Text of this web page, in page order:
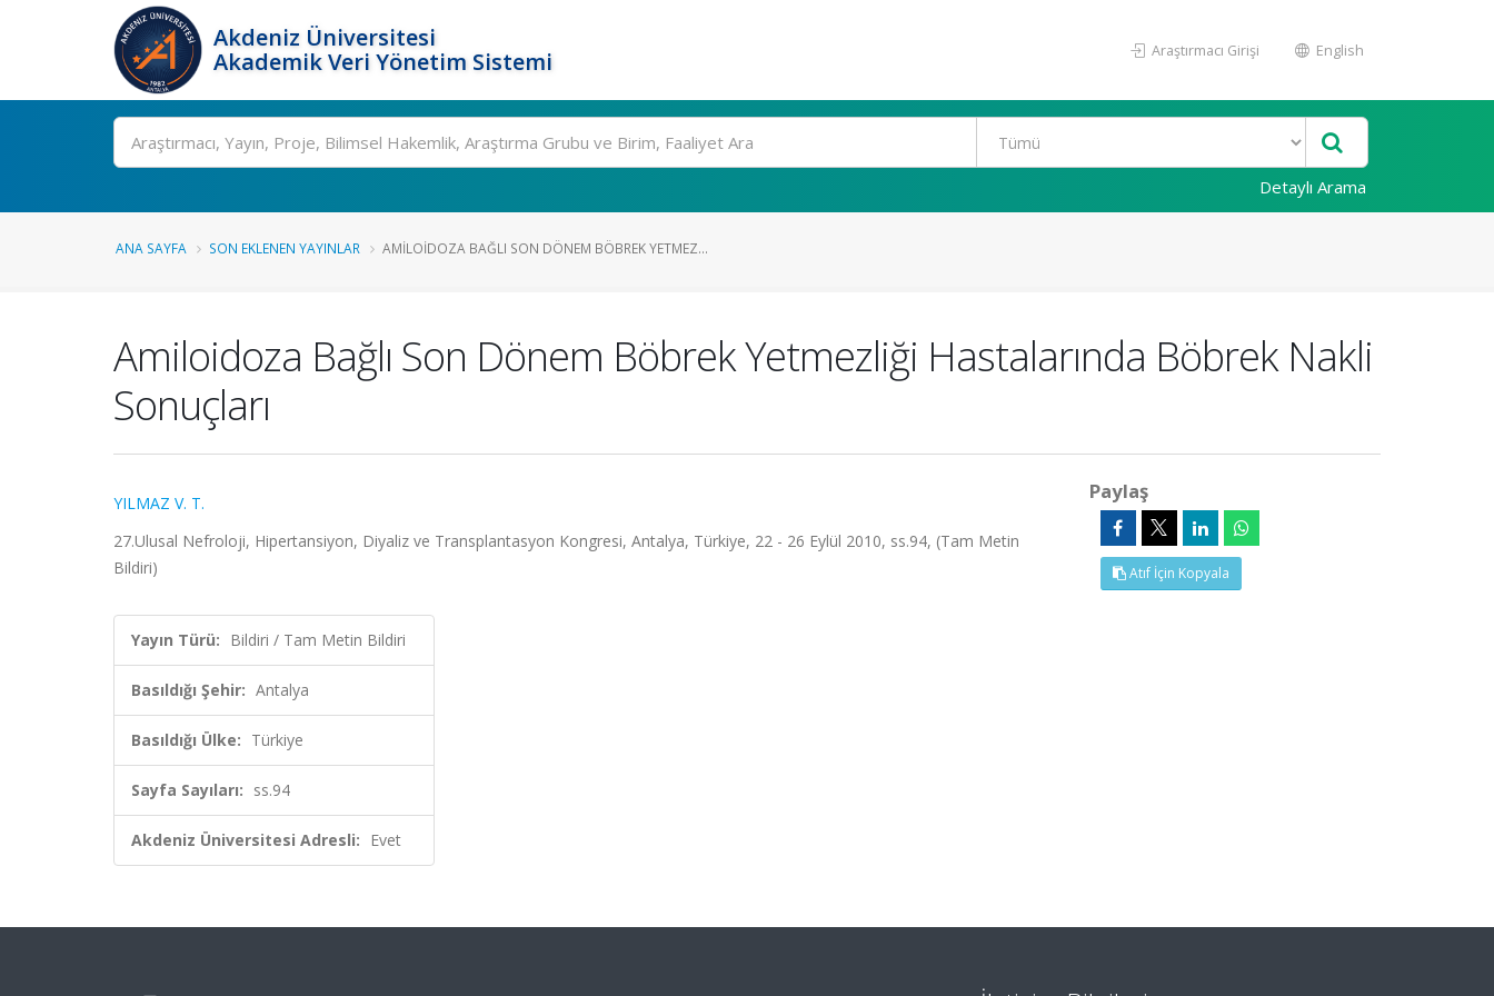
Akdeniz Üniversitesi
Akademik Veri Yönetim Sistemi
Araştırmacı Girişi English
Ara
Detaylı Arama
ANA SAYFA SON EKLENEN YAYINLAR AMILOIDOZA BAĞLI SON DÖNEM BÖBREK YETMEZ...
Amiloidoza Bağlı Son Dönem Böbrek Yetmezliği Hastalarında Böbrek Nakli
Sonuçları
YILMAZ V. T.
27.Ulusal Nefroloji, Hipertansiyon, Diyaliz ve Transplantasyon Kongresi, Antalya, Türkiye, 22 - 26 Eylül 2010, ss.94, (Tam Metin
Bildiri)
Yayın Türü: Bildiri / Tam Metin Bildiri
Basıldığı Şehir: Antalya
Basıldığı Ülke: Türkiye
Sayfa Sayıları: ss.94
Akdeniz Üniversitesi Adresli: Evet
Paylaş
Atıf İçin Kopyala